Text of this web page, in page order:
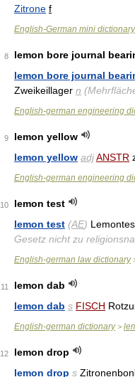
Zitrone f
English-German mini dictionary
8
lemon bore journal
lemon bore journal
Zweikeillager n
English-german engineering
9
lemon yellow
lemon yellow adjANSTR
English-german engineering
10
lemon test
lemon test (AE)
Gesetz nicht zu
English-german law dictionary
11
lemon dab
lemon dab s FISCH
English-german dictionary>
12
lemon drop
lemon drop s